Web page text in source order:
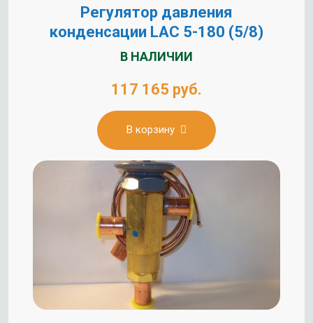
Регулятор давления
конденсации LAC 5-180 (5/8)
В НАЛИЧИИ
117 165 руб.
В корзину